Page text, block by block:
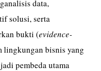
data,
solusi, serta
bukti (evidence-
lingkungan bisnis yang
pembeda utama